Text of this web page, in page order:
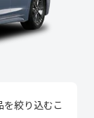
を絞り込むこ